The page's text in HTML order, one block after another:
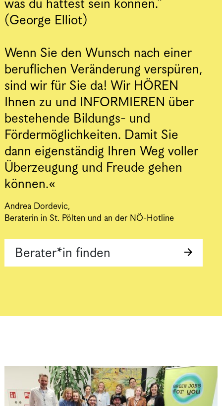
was du hättest sein können.“
(George Elliot)
Wenn Sie den Wunsch nach einer
beruflichen Veränderung verspüren,
sind wir für Sie da! Wir HÖREN
Ihnen zu und INFORMIEREN über
bestehende Bildungs- und
Fördermöglichkeiten. Damit Sie
dann eigenständig Ihren Weg voller
Überzeugung und Freude gehen
können.
Andrea Dordevic,
Beraterin in St. Pölten und an der NÖ-Hotline
Berater*in finden